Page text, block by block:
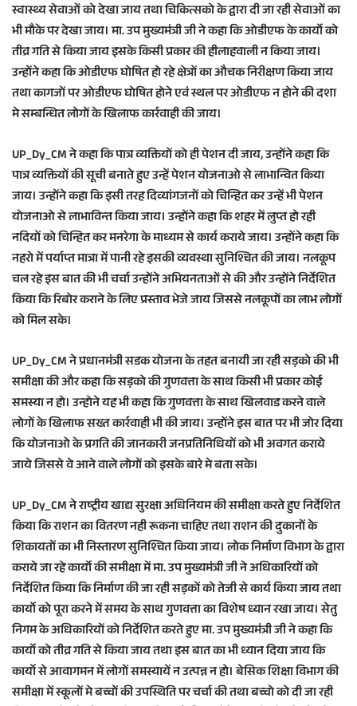
स्वास्थ्य सेवाओं को देखा जाय तथा चिकित्सको के द्वारा दी जा रही सेवाओं का
भी मौके पर देखा जाय। मा. उप मुख्यमंत्री जी ने कहा कि ओडीएफ के कार्यो को
तीव्र गति से किया जाय इसके किसी प्रकार की हीलाहवाली न किया जाय।
उन्होंने कहा कि ओडीएफ घोषित हो रहे क्षेत्रों का औचक निरीक्षण किया जाय
तथा कागजों पर ओडीएफ घोषित होने एवं स्थल पर ओडीएफ न होने की दशा
मे सम्बन्धित लोगों के खिलाफ कार्रवाही की जाय।
UP_Dy_CM ने कहा कि पात्र व्यक्तियों को ही पेशन दी जाय, उन्होंने कहा कि
पात्र व्यक्तियों की सूची बनाते हुए उन्हें पेशन योजनाओ से लाभान्वित किया
जाय। उन्होंने कहा कि इसी तरह दिव्यांगजनों को चिन्हित कर उन्हें भी पेशन
योजनाओ से लाभाविन्त किया जाय। उन्होंने कहा कि शहर में लुप्त हो रही
नदियों को चिन्हित कर मनरेगा के माध्यम से कार्य कराये जाय। उन्होंने कहा कि
नहरो में पर्याप्त मात्रा में पानी रहे इसकी व्यवस्था सुनिश्चित की जाय। नलकूप
चल रहे इस बात की भी चर्चा उन्होंने अभियनताओं से की और उन्होंने निर्देशित
किया कि रिबोर कराने के लिए प्रस्ताव भेजे जाय जिससे नलकूपों का लाभ लोगों
को मिल सके।
UP_Dy_CM ने प्रधानमंत्री सडक योजना के तहत बनायी जा रही सड़को की भी
समीक्षा की और कहा कि सड़को की गुणवत्ता के साथ किसी भी प्रकार कोई
समस्या न हो। उन्होने यह भी कहा कि गुणवत्ता के साथ खिलवाड करने वाले
लोगों के खिलाफ सख्त कार्रवाही भी की जाय। उन्होंने इस बात पर भी जोर दिया
कि योजनाओ के प्रगति की जानकारी जनप्रतिनिधियों को भी अवगत कराये
जाये जिससे वे आने वाले लोगों को इसके बारे मे बता सके।
UP_Dy_CM ने राष्ट्रीय खाद्य सुरक्षा अधिनियम की समीक्षा करते हुए निर्देशित
किया कि राशन का वितरण नही रूकना चाहिए तथा राशन की दुकानों के
शिकायतों का भी निस्तारण सुनिश्चित किया जाय। लोक निर्माण विभाग के द्वारा
कराये जा रहे कार्यो की समीक्षा में मा. उप मुख्यमंत्री जी ने अधिकारियों को
निर्देशित किया कि निर्माण की जा रही सड़कों को तेजी से कार्य किया जाय तथा
कार्यो को पूरा करने में समय के साथ गुणवत्ता का विशेष ध्यान रखा जाय। सेतु
निगम के अधिकारियों को निर्देशित करते हुए मा. उप मुख्यमंत्री जी ने कहा कि
कार्यो को तीव्र गति से किया जाय तथा इस बात का भी ध्यान दिया जाय कि
कार्यो से आवागमन में लोगों समस्यायें न उत्पन्न न हो। बेसिक शिक्षा विभाग की
समीक्षा में स्कूलों मे बच्चों की उपस्थिति पर चर्चा की तथा बच्चो को दी जा रही